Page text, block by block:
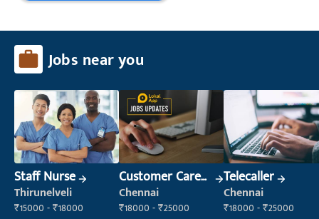
Jobs near you
Staff Nurse
Thirunelveli
₹15000 - ₹18000
Customer Care
Executive
Chennai
₹18000 - ₹25000
Telecaller
Chennai
₹18000 - ₹25000